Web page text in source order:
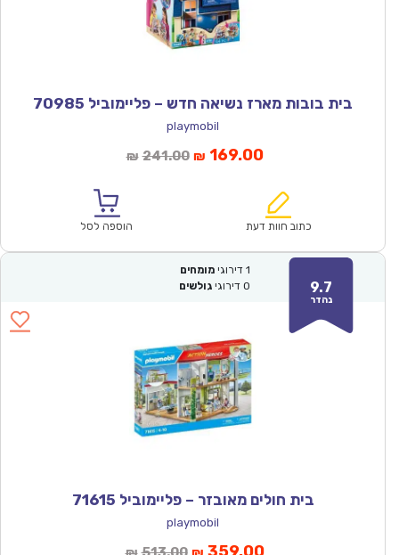
בית בובות מארז נשיאה חדש – פליימוביל 70985
playmobil
₪ 241.00המחיר
₪241.00.
₪ 169.00המחיר
הוא:
כתוב חוות דעת הוספה לסל
9.7
נהדר
1 דירוגי מומחים
0 דירוגי גולשים
בית חולים מאובזר – פליימוביל 71615
playmobil
המחיר
המחיר